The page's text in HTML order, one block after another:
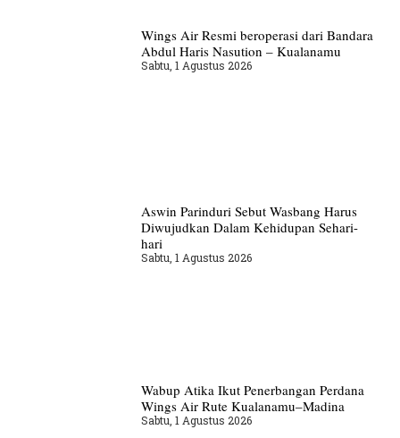
Wings Air Resmi beroperasi dari Bandara
Abdul Haris Nasution – Kualanamu
Sabtu, 1 Agustus 2026
Aswin Parinduri Sebut Wasbang Harus
Diwujudkan Dalam Kehidupan Sehari-
hari
Sabtu, 1 Agustus 2026
Wabup Atika Ikut Penerbangan Perdana
Wings Air Rute Kualanamu–Madina
Sabtu, 1 Agustus 2026